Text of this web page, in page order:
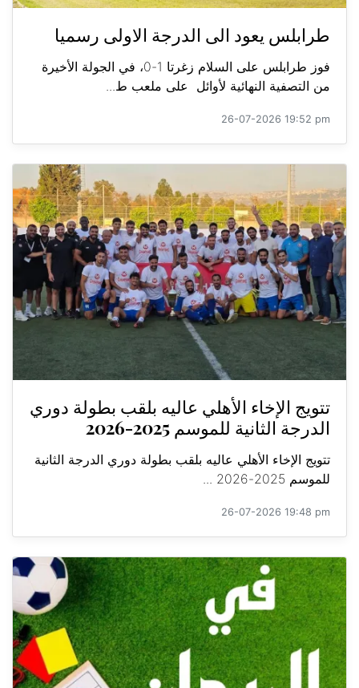
طرابلس يعود الى الدرجة الاولى رسميا
فوز طرابلس على السلام زغرتا 1-0، في الجولة الأخيرة
من التصفية النهائية لأوائل على ملعب ط...
26-07-2026 19:52 pm
تتويج الإخاء الأهلي عاليه بلقب بطولة دوري
الدرجة الثانية للموسم 2025-2026
تتويج الإخاء الأهلي عاليه بلقب بطولة دوري الدرجة الثانية
للموسم 2025-2026 ...
26-07-2026 19:48 pm